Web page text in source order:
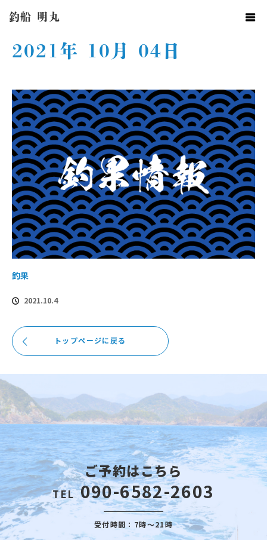
釣船 明丸2021年 10月 04日
2021年 10月 04日
釣果
2021.10.4
トップページに戻る
ご予約はこちら
TEL 090-6582-2603
受付時間：7時～21時